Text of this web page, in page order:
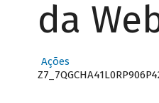
da
Ações